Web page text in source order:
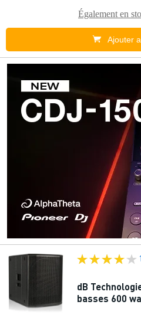
Également en
Ajouter
dB
basses 600